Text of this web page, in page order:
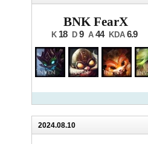
BNK FearX
K 18 D 9 A 44 KDA 6.9
2024.08.10